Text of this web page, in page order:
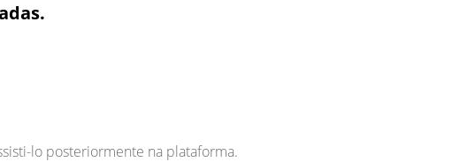
lo posteriormente na plataforma.